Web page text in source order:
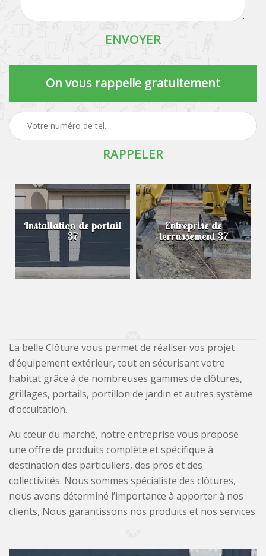
On vous rappelle gratuitement
Installation de portail
37
Entreprise de
terrassement 37
La belle Clôture vous permet de réaliser vos projet
d’équipement extérieur, tout en sécurisant votre
habitat grâce à de nombreuses gammes de clôtures,
grillages, portails, portillon de jardin et autres système
d’occultation.
Au cœur du marché, notre entreprise vous propose
une offre de produits complète et spécifique à
destination des particuliers, des pros et des
collectivités. Nous sommes spécialiste des clôtures,
nous avons déterminé l’importance à apporter à nos
clients, Nous garantissons nos produits et nos services.